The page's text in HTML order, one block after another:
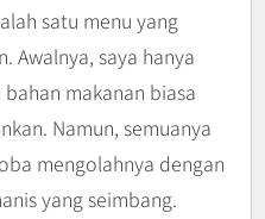
satu menu yang
Awalnya, saya hanya
makanan biasa
Namun, semuanya
mengolahnya dengan
yang seimbang.